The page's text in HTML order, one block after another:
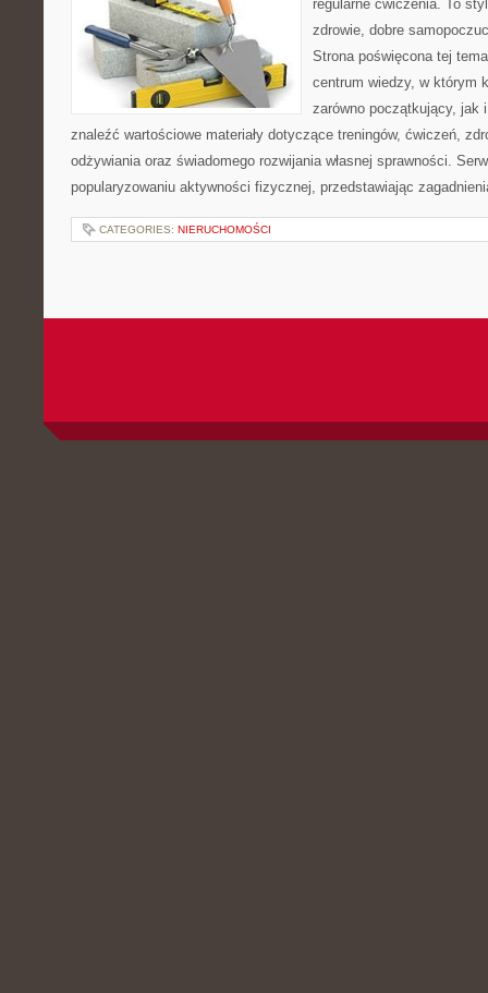
regularne ćwiczenia. To
zdrowie, dobre
Strona poświęcona tej
centrum wiedzy, w którym
zarówno początkujący, jak
znaleźć wartościowe materiały dotyczące treningów, ćwiczeń,
odżywiania oraz świadomego rozwijania własnej sprawności.
popularyzowaniu aktywności fizycznej, przedstawiając
CATEGORIES: NIERUCHOMOŚCI